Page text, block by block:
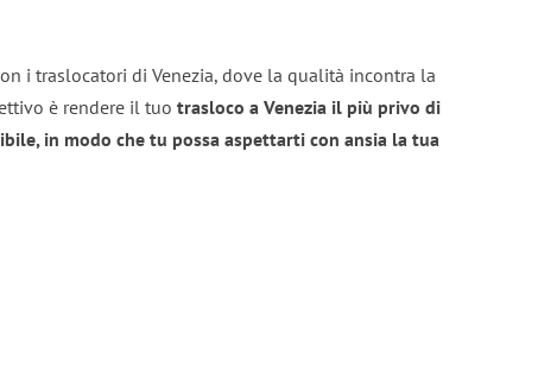
i traslocatori di Venezia, dove la qualità incontra la
è rendere il tuo trasloco a Venezia il più privo di
in modo che tu possa aspettarti con ansia la tua